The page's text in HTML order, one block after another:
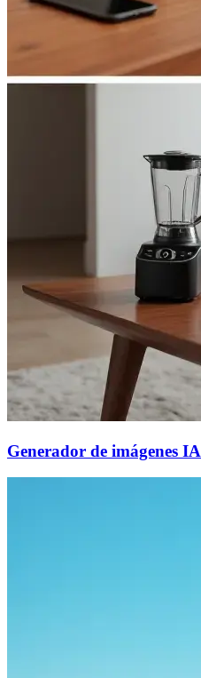
Generador de imágenes IA